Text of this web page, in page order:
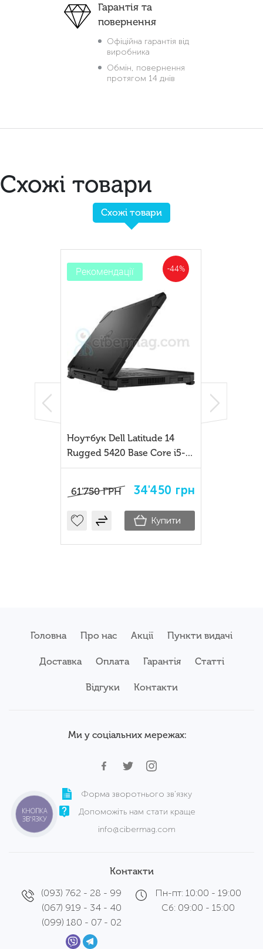
Гарантія та
повернення
Офіційна гарантія від
виробника
Обмін, повернення
протягом 14 днів
Схожі товари
Схожі товари
-44%
Рекомендації
Ноутбук Dell Latitude 14
Rugged 5420 Base Core i5-
8350U 8GB SSD 256GB
61'750 ГРН 34'450 грн
Купити
Головна Про нас Акції Пункти видачі
Доставка Оплата Гарантія Статті
Відгуки Контакти
Ми у соціальних мережах:
Форма зворотнього зв'язку
Допоможіть нам стати краще
info@cibermag.com
Контакти
(093) 762 - 28 - 99
(067) 919 - 34 - 40
(099) 180 - 07 - 02
Пн-пт: 10:00 - 19:00
Сб: 09:00 - 15:00
КНОПКА
ЗВ'ЯЗКУ